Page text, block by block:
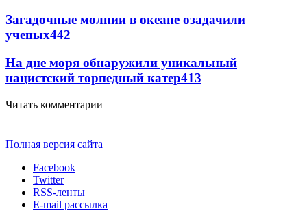
Загадочные молнии в океане озадачили
ученых442
На дне моря обнаружили уникальный
нацистский торпедный катер413
Читать комментарии
Полная версия сайта
Facebook
Twitter
RSS-ленты
E-mail рассылка